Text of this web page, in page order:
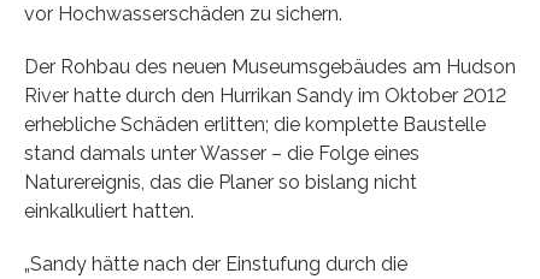
vor Hochwasserschäden zu sichern.
Der Rohbau des neuen Museumsgebäudes am Hudson
River hatte durch den Hurrikan Sandy im Oktober 2012
erhebliche Schäden erlitten; die komplette Baustelle
stand damals unter Wasser – die Folge eines
Naturereignis, das die Planer so bislang nicht
einkalkuliert hatten.
„Sandy hätte nach der Einstufung durch die